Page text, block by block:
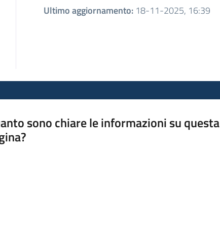
Ultimo aggiornamento: 18-11-2025, 16:39
sono chiare le informazioni su questa